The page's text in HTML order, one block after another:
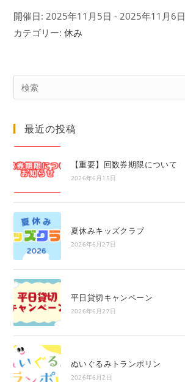
開催日: 2025年11月5日 - 2025年11月6日
カテゴリー:休み
最近の投稿
【重要】回数券期限について
2026年6月15日
夏休みキッズクラブ
2026年6月27日
平日貸切キャンペーン
2026年6月27日
ぬいぐるみトランポリン
2026年6月2日